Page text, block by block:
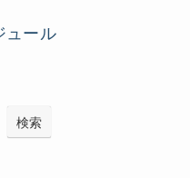
ュール
検索